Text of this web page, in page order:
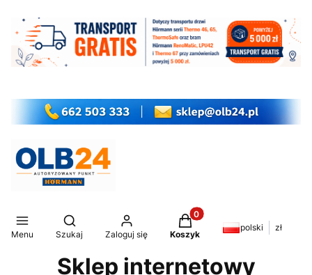
Menu
Otwórz wyszukiwarkę
Szukaj Zaloguj się
Produkty w koszyku: 0.
Koszyk
polski zł
Sklep internetowy